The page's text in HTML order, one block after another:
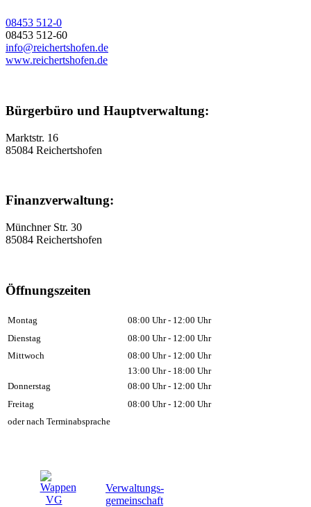
08453 512-0
08453 512-60
info@reichertshofen.de
www.reichertshofen.de
Bürgerbüro und Hauptverwaltung:
Marktstr. 16
85084 Reichertshofen
Finanzverwaltung:
Münchner Str. 30
85084 Reichertshofen
Öffnungszeiten
Montag
08:00 Uhr - 12:00 Uhr
Dienstag
08:00 Uhr - 12:00 Uhr
Mittwoch
08:00 Uhr - 12:00 Uhr
13:00 Uhr - 18:00 Uhr
Donnerstag
08:00 Uhr - 12:00 Uhr
Freitag
08:00 Uhr - 12:00 Uhr
oder nach Terminabsprache
Verwaltungs-
gemeinschaft